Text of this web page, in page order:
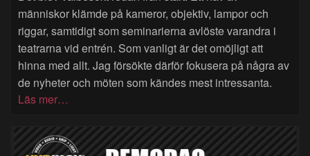
människor klämde på kameror, objektiv, lampor och
riggar, samtidigt som seminarierna avlöste varandra i
teatrarna vid entrén. Som vanligt är det omöjligt att
hinna med allt. Jag försökte därför fokusera på några av
de nyheter och möten som kändes mest intressanta.
Läs mer…